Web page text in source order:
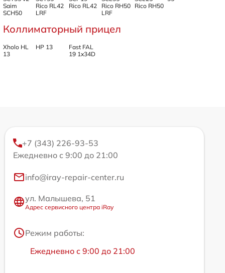
Saim
SCH50
Rico RL42
LRF
Rico RL42
Rico RH50
LRF
Rico RH50
Коллиматорный прицел
Xholo HL
13
HP 13
Fast FAL
19 1x34D
+7 (343) 226-93-53
Ежедневно с 9:00 до 21:00
info@iray-repair-center.ru
ул. Малышева, 51
Адрес сервисного центра iRay
Режим работы:
Ежедневно с 9:00 до 21:00